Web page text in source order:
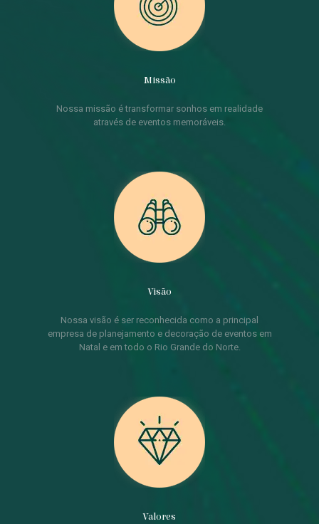
Missão
Nossa missão é transformar sonhos em realidade
através de eventos memoráveis.
Visão
Nossa visão é ser reconhecida como a principal
empresa de planejamento e decoração de eventos em
Natal e em todo o Rio Grande do Norte.
Valores